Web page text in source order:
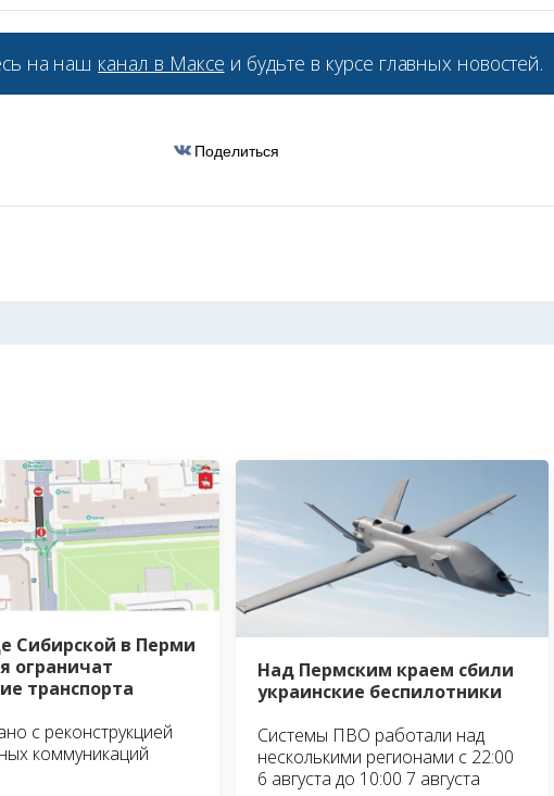
на наш канал в Максе и будьте в курсе главных новостей.
Поделиться
Сибирской в Перми
ограничат
транспорта
с реконструкцией
коммуникаций
Над Пермским краем сбили
украинские беспилотники
Системы ПВО работали над
несколькими регионами с 22:00
6 августа до 10:00 7 августа